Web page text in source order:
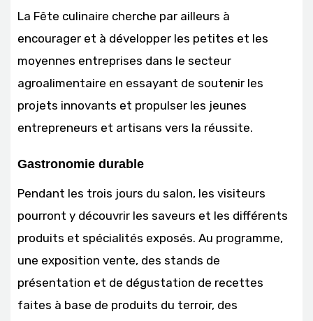
La Fête culinaire cherche par ailleurs à
encourager et à développer les petites et les
moyennes entreprises dans le secteur
agroalimentaire en essayant de soutenir les
projets innovants et propulser les jeunes
entrepreneurs et artisans vers la réussite.
Gastronomie durable
Pendant les trois jours du salon, les visiteurs
pourront y découvrir les saveurs et les différents
produits et spécialités exposés. Au programme,
une exposition vente, des stands de
présentation et de dégustation de recettes
faites à base de produits du terroir, des